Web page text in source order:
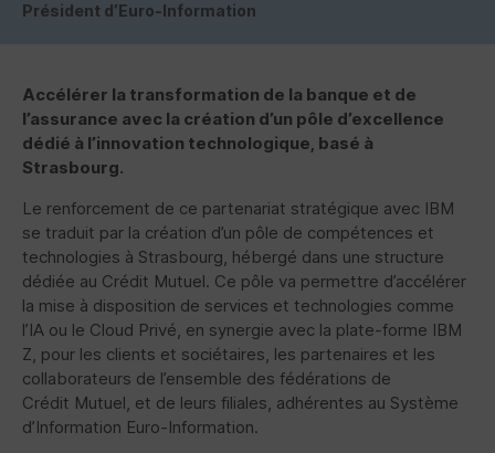
Président d’Euro-Information
Accélérer la transformation de la banque et de
l’assurance avec la création d’un pôle d’excellence
dédié à l’innovation technologique, basé à
Strasbourg.
Le renforcement de ce partenariat stratégique avec IBM
se traduit par la création d’un pôle de compétences et
technologies à Strasbourg, hébergé dans une structure
dédiée au Crédit Mutuel. Ce pôle va permettre d’accélérer
la mise à disposition de services et technologies comme
l’IA ou le Cloud Privé, en synergie avec la plate-forme IBM
Z, pour les clients et sociétaires, les partenaires et les
collaborateurs de l’ensemble des fédérations de
Crédit Mutuel, et de leurs filiales, adhérentes au Système
d’Information Euro-Information.